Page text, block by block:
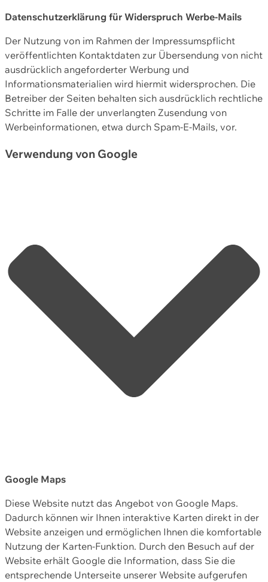
Datenschutzerklärung für Widerspruch Werbe-Mails
Der Nutzung von im Rahmen der Impressumspflicht
veröffentlichten Kontaktdaten zur Übersendung von nicht
ausdrücklich angeforderter Werbung und
Informationsmaterialien wird hiermit widersprochen. Die
Betreiber der Seiten behalten sich ausdrücklich rechtliche
Schritte im Falle der unverlangten Zusendung von
Werbeinformationen, etwa durch Spam-E-Mails, vor.
Verwendung von Google
Google Maps
Diese Website nutzt das Angebot von Google Maps.
Dadurch können wir Ihnen interaktive Karten direkt in der
Website anzeigen und ermöglichen Ihnen die komfortable
Nutzung der Karten-Funktion. Durch den Besuch auf der
Website erhält Google die Information, dass Sie die
entsprechende Unterseite unserer Website aufgerufen